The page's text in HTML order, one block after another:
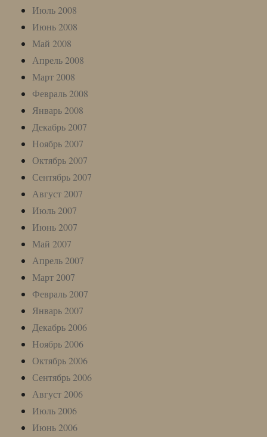
Июль 2008
Июнь 2008
Май 2008
Апрель 2008
Март 2008
Февраль 2008
Январь 2008
Декабрь 2007
Ноябрь 2007
Октябрь 2007
Сентябрь 2007
Август 2007
Июль 2007
Июнь 2007
Май 2007
Апрель 2007
Март 2007
Февраль 2007
Январь 2007
Декабрь 2006
Ноябрь 2006
Октябрь 2006
Сентябрь 2006
Август 2006
Июль 2006
Июнь 2006